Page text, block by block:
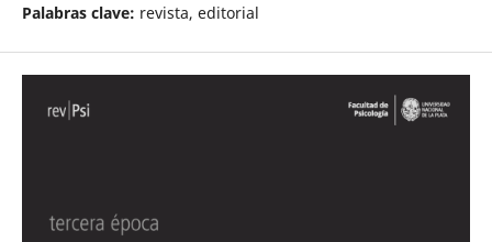
Palabras clave: revista, editorial